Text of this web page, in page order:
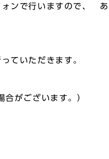
ンで行いますので、
ていただきます。
がございます。）